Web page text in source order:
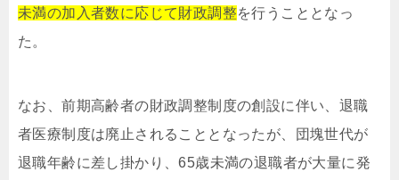
未満の加入者数に応じて財政調整を行うこととなっ
た。
なお、前期高齢者の財政調整制度の創設に伴い、退職
者医療制度は廃止されることとなったが、団塊世代が
退職年齢に差し掛かり、65歳未満の退職者が大量に発